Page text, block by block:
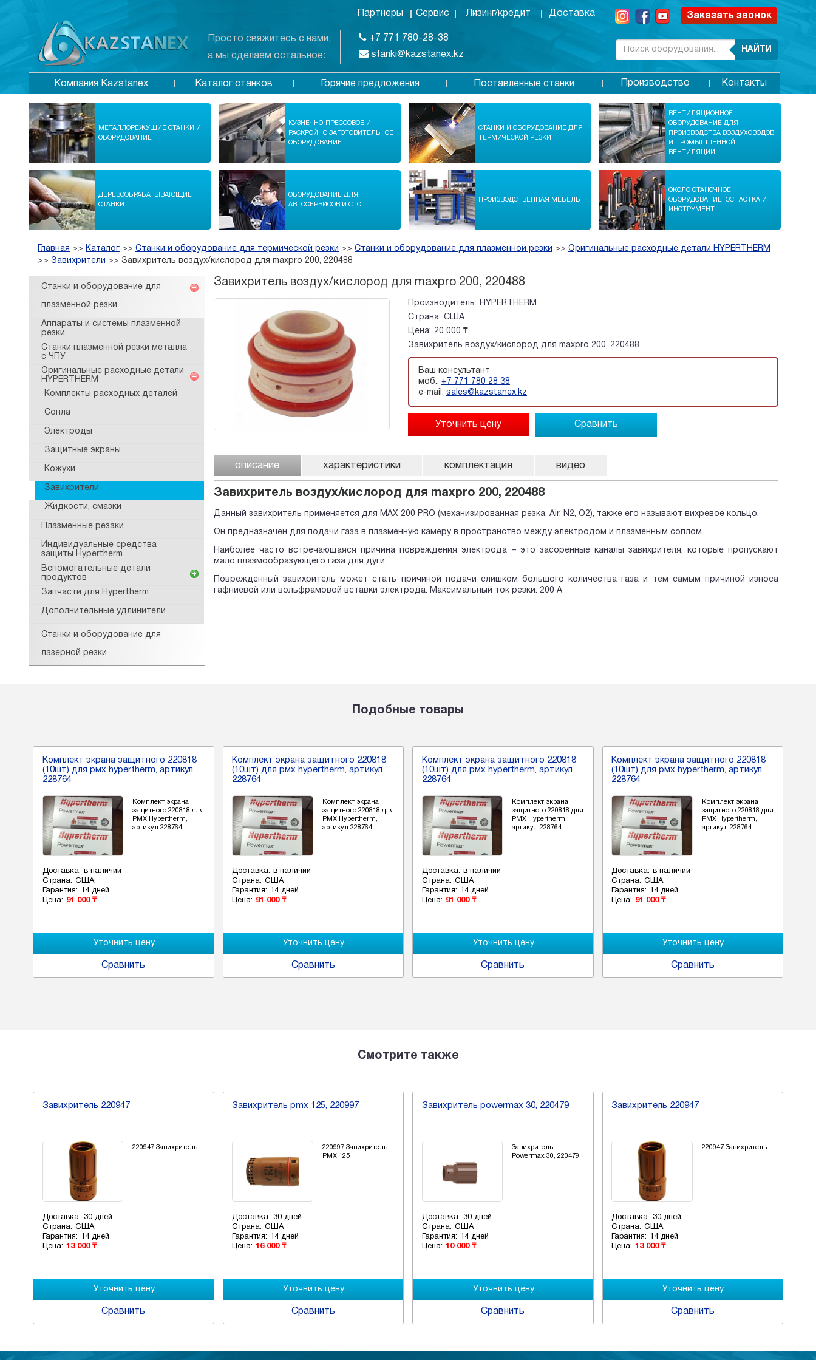
Просто свяжитесь с нами,
а мы сделаем остальное:
Партнеры Сервис Лизинг/кредит Доставка
+7 771 780-28-38
stanki@kazstanex.kz
Заказать звонок
НАЙТИ
Компания Kazstanex Каталог станков Горячие предложения Поставленные станки Производство Контакты
МЕТАЛЛОРЕЖУЩИЕ СТАНКИ И
ОБОРУДОВАНИЕ
КУЗНЕЧНО-ПРЕССОВОЕ И
РАСКРОЙНО ЗАГОТОВИТЕЛЬНОЕ
ОБОРУДОВАНИЕ
СТАНКИ И ОБОРУДОВАНИЕ ДЛЯ
ТЕРМИЧЕСКОЙ РЕЗКИ
ВЕНТИЛЯЦИОННОЕ
ОБОРУДОВАНИЕ ДЛЯ
ПРОИЗВОДСТВА ВОЗДУХОВОДОВ
И ПРОМЫШЛЕННОЙ
ВЕНТИЛЯЦИИ
ДЕРЕВООБРАБАТЫВАЮЩИЕ
СТАНКИ
ОБОРУДОВАНИЕ ДЛЯ
АВТОСЕРВИСОВ И СТО
ПРОИЗВОДСТВЕННАЯ МЕБЕЛЬ
ОКОЛО СТАНОЧНОЕ
ОБОРУДОВАНИЕ, ОСНАСТКА И
ИНСТРУМЕНТ
Главная >> Каталог >> Станки и оборудование для термической резки >> Станки и оборудование для плазменной резки >> Оригинальные расходные детали HYPERTHERM
>> Завихрители >> Завихритель воздух/кислород для maxpro 200, 220488
Станки и оборудование для
плазменной резки
Аппараты и системы плазменной
резки
Станки плазменной резки металла
с ЧПУ
Оригинальные расходные детали
HYPERTHERM
Комплекты расходных деталей
Сопла
Электроды
Защитные экраны
Кожухи
Завихрители
Жидкости, смазки
Плазменные резаки
Индивидуальные средства
защиты Hypertherm
Вспомогательные детали
продуктов
Запчасти для Hypertherm
Дополнительные удлинители
Станки и оборудование для
лазерной резки
Завихритель воздух/кислород для maxpro 200, 220488
Производитель:
HYPERTHERM
Страна: США
Цена: 20 000 ₸
Завихритель воздух/кислород для maxpro 200, 220488
Ваш консультант
моб.: +7 771 780 28 38
e-mail: sales@kazstanex.kz
Сравнить
описание характеристики комплектация видео
Завихритель воздух/кислород для maxpro 200, 220488
Данный завихритель применяется для MAX 200 PRO (механизированная резка, Air, N2, O2), также его называют вихревое кольцо.
Он предназначен для подачи газа в плазменную камеру в пространство между электродом и плазменным соплом.
Наиболее часто встречающаяся причина повреждения электрода – это засоренные каналы завихрителя, которые пропускают
мало плазмообразующего газа для дуги.
Поврежденный завихритель может стать причиной подачи слишком большого количества газа и тем самым причиной износа
гафниевой или вольфрамовой вставки электрода. Максимальный ток резки: 200 А
Подобные товары
Комплект экрана защитного 220818
(10шт) для рмх hypertherm, артикул
228764
Комплект экрана
защитного 220818 для
РМХ Hypertherm,
артикул 228764
Доставка: в наличии
Страна: США
Гарантия:
14 дней
Цена: 91 000 ₸
Сравнить
Комплект экрана защитного 220818
(10шт) для рмх hypertherm, артикул
228764
Комплект экрана
защитного 220818 для
РМХ Hypertherm,
артикул 228764
Доставка: в наличии
Страна: США
Гарантия:
14 дней
Цена: 91 000 ₸
Сравнить
Комплект экрана защитного 220818
(10шт) для рмх hypertherm, артикул
228764
Комплект экрана
защитного 220818 для
РМХ Hypertherm,
артикул 228764
Доставка: в наличии
Страна: США
Гарантия:
14 дней
Цена: 91 000 ₸
Сравнить
Комплект экрана защитного 220818
(10шт) для рмх hypertherm, артикул
228764
Комплект экрана
защитного 220818 для
РМХ Hypertherm,
артикул 228764
Доставка: в наличии
Страна: США
Гарантия:
14 дней
Цена: 91 000 ₸
Сравнить
Смотрите также
Завихритель 220947
220947 Завихритель
Доставка: 30 дней
Страна: США
Гарантия: 14 дней
Цена: 13 000 ₸
Сравнить
Завихритель pmx 125, 220997
220997 Завихритель
PMX 125
Доставка: 30 дней
Страна: США
Гарантия: 14 дней
Цена: 16 000 ₸
Сравнить
Завихритель powermax 30, 220479
Завихритель
Powermax 30, 220479
Доставка: 30 дней
Страна: США
Гарантия: 14 дней
Цена: 10 000 ₸
Сравнить
Завихритель 220947
220947 Завихритель
Доставка: 30 дней
Страна: США
Гарантия: 14 дней
Цена: 13 000 ₸
Сравнить